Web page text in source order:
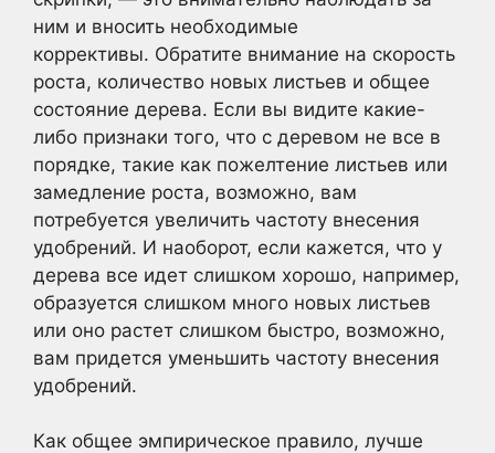
ним и вносить необходимые
коррективы. Обратите внимание на скорость
роста, количество новых листьев и общее
состояние дерева. Если вы видите какие-
либо признаки того, что с деревом не все в
порядке, такие как пожелтение листьев или
замедление роста, возможно, вам
потребуется увеличить частоту внесения
удобрений. И наоборот, если кажется, что у
дерева все идет слишком хорошо, например,
образуется слишком много новых листьев
или оно растет слишком быстро, возможно,
вам придется уменьшить частоту внесения
удобрений.
Как общее эмпирическое правило, лучше